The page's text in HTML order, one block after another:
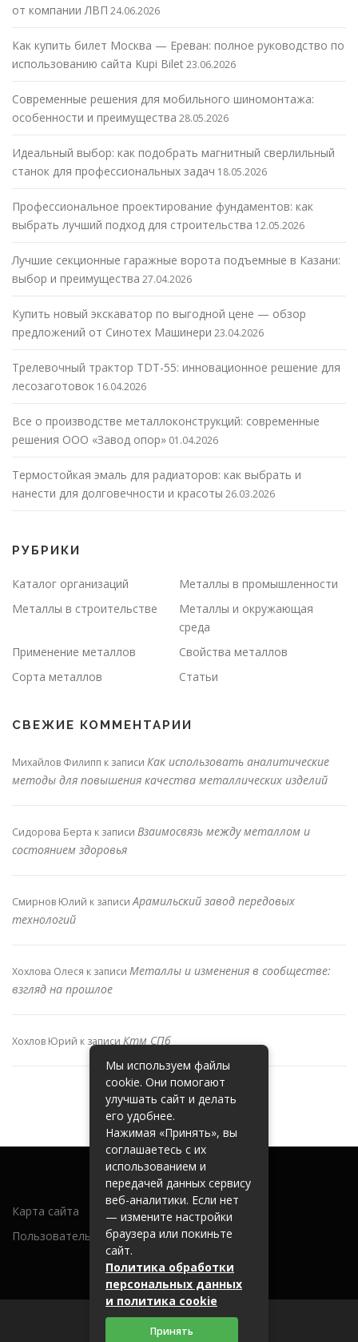
от компании ЛВП 24.06.2026
Как купить билет Москва — Ереван: полное руководство по
использованию сайта Kupi Bilet23.06.2026
Современные решения для мобильного шиномонтажа:
особенности и преимущества 28.05.2026
Идеальный выбор: как подобрать магнитный сверлильный
станок для профессиональных задач 18.05.2026
Профессиональное проектирование фундаментов: как
выбрать лучший подход для строительства 12.05.2026
Лучшие секционные гаражные ворота подъемные в Казани:
выбор и преимущества 27.04.2026
Купить новый экскаватор по выгодной цене — обзор
предложений от Синотех Машинери 23.04.2026
Трелевочный трактор TDT-55: инновационное решение для
лесозаготовок 16.04.2026
Все о производстве металлоконструкций: современные
решения ООО «Завод опор» 01.04.2026
Термостойкая эмаль для радиаторов: как выбрать и
нанести для долговечности и красоты 26.03.2026
РУБРИКИ
Каталог организаций
Металлы в промышленности
Металлы в строительстве
Металлы и окружающая
среда
Применение металлов
Свойства металлов
Сорта металлов
Статьи
СВЕЖИЕ КОММЕНТАРИИ
Михайлов Филипп к записи Как использовать аналитические
методы для повышения качества металлических изделий
Сидорова Берта к записи Взаимосвязь между металлом и
состоянием здоровья
Смирнов Юлий к записиАрамильский завод передовых
технологий
Хохлова Олеся к записи Металлы и изменения в сообществе:
взгляд на прошлое
Хохлов Юрий к записи Ктм СПб
Карта сайта
Пользовательское соглашение
2026 (c) metallobaza31.ru
Мы используем файлы
cookie. Они помогают
улучшать сайт и делать
его удобнее.
Нажимая «Принять», вы
соглашаетесь с их
использованием и
передачей данных сервису
веб-аналитики. Если нет
— измените настройки
браузера или покиньте
сайт.
Политика обработки
персональных данных
и политика cookie
Принять